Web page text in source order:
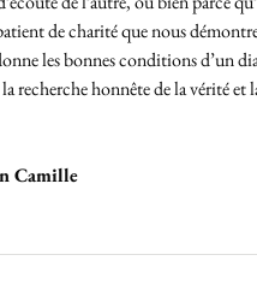
de charité que nous
les bonnes conditions d’un
recherche honnête de la vérité
Camille